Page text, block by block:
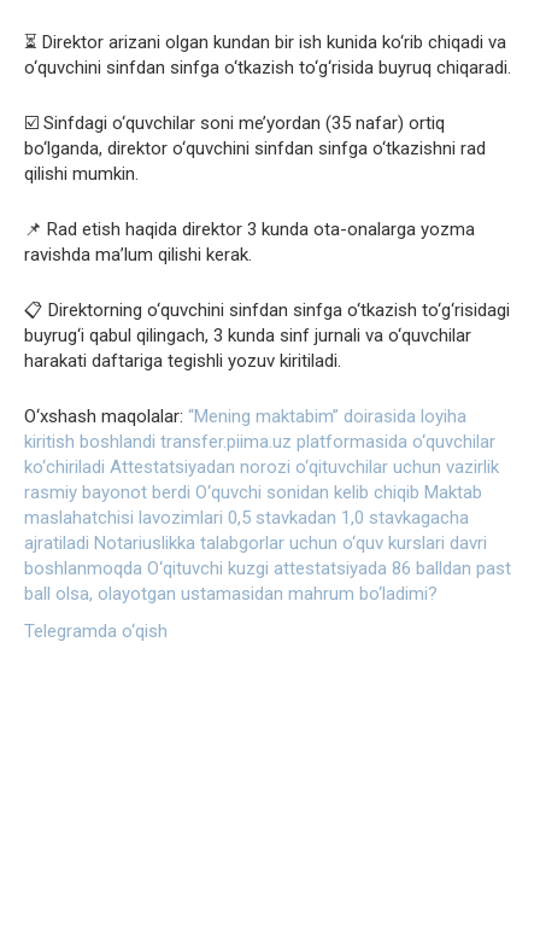
⏳ Direktor arizani olgan kundan bir ish kunida ko‘rib chiqadi va
o‘quvchini sinfdan sinfga o‘tkazish to‘g‘risida buyruq chiqaradi.
☑️ Sinfdagi o‘quvchilar soni me’yordan (35 nafar) ortiq
bo‘lganda, direktor o‘quvchini sinfdan sinfga o‘tkazishni rad
qilishi mumkin.
📌 Rad etish haqida direktor 3 kunda ota-onalarga yozma
ravishda ma’lum qilishi kerak.
📋 Direktorning o‘quvchini sinfdan sinfga o‘tkazish to‘g‘risidagi
buyrug‘i qabul qilingach, 3 kunda sinf jurnali va o‘quvchilar
harakati daftariga tegishli yozuv kiritiladi.
O‘xshash maqolalar: “Mening maktabim” doirasida loyiha
kiritish boshlandi transfer.piima.uz platformasida o‘quvchilar
ko‘chiriladi Attestatsiyadan norozi o‘qituvchilar uchun vazirlik
rasmiy bayonot berdi O‘quvchi sonidan kelib chiqib Maktab
maslahatchisi lavozimlari 0,5 stavkadan 1,0 stavkagacha
ajratiladi Notariuslikka talabgorlar uchun o‘quv kurslari davri
boshlanmoqda O‘qituvchi kuzgi attestatsiyada 86 balldan past
ball olsa, olayotgan ustamasidan mahrum bo‘ladimi?
Telegramda o‘qish